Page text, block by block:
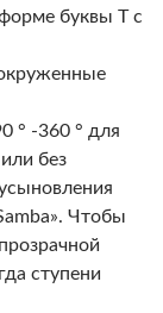
буквы Т с
° -360 ° для
без
Чтобы
ступени